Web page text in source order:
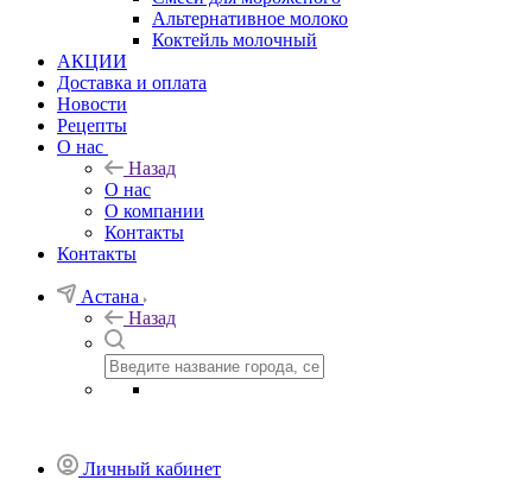
Альтернативное молоко
Коктейль молочный
АКЦИИ
Доставка и оплата
Новости
Рецепты
О нас
Назад
О нас
О компании
Контакты
Контакты
Астана
Назад
Личный кабинет